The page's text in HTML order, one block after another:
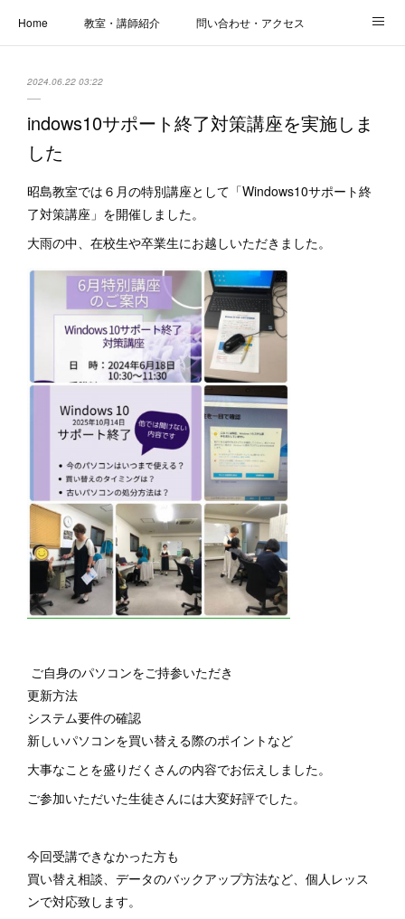
Home 教室・講師紹介 問い合わせ・アクセス
2024.06.22 03:22
indows10サポート終了対策講座を実施しま
した
昭島教室では６月の特別講座として「Windows10サポート終
了対策講座」を開催しました。
大雨の中、在校生や卒業生にお越しいただきました。
ご自身のパソコンをご持参いただき
更新方法
システム要件の確認
新しいパソコンを買い替える際のポイントなど
大事なことを盛りだくさんの内容でお伝えしました。
ご参加いただいた生徒さんには大変好評でした。
今回受講できなかった方も
買い替え相談、データのバックアップ方法など、個人レッス
ンで対応致します。